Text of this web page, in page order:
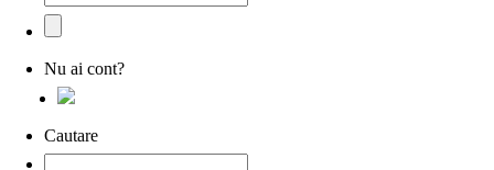
Nu ai cont?
Cautare